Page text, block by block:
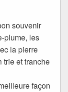
souvenir
plume, les
la pierre
et tranche
façon